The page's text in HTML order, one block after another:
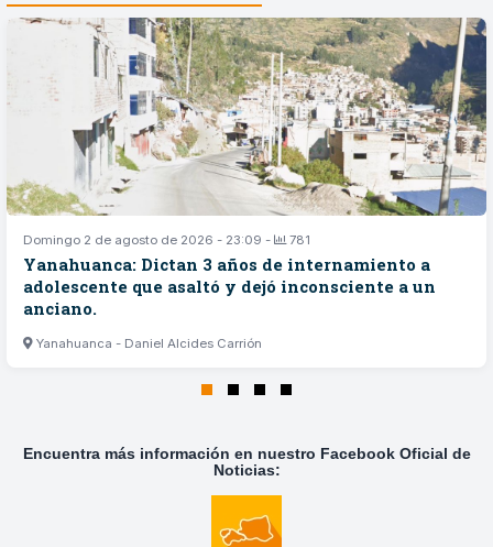
Domingo 2 de agosto de 2026 - 23:09 - 781
Yanahuanca: Dictan 3 años de internamiento a
adolescente que asaltó y dejó inconsciente a un
anciano.
Yanahuanca - Daniel Alcides Carrión
Encuentra más información en nuestro Facebook Oficial de
Noticias: